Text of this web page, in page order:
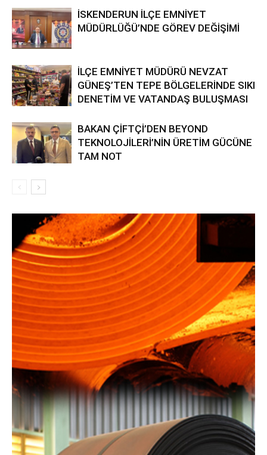
İSKENDERUN İLÇE EMNİYET
MÜDÜRLÜĞÜ’NDE GÖREV DEĞİŞİMİ
İLÇE EMNİYET MÜDÜRÜ NEVZAT
GÜNEŞ’TEN TEPE BÖLGELERİNDE SIKI
DENETİM VE VATANDAŞ BULUŞMASI
BAKAN ÇİFTÇİ’DEN BEYOND
TEKNOLOJİLERİ’NİN ÜRETİM GÜCÜNE
TAM NOT